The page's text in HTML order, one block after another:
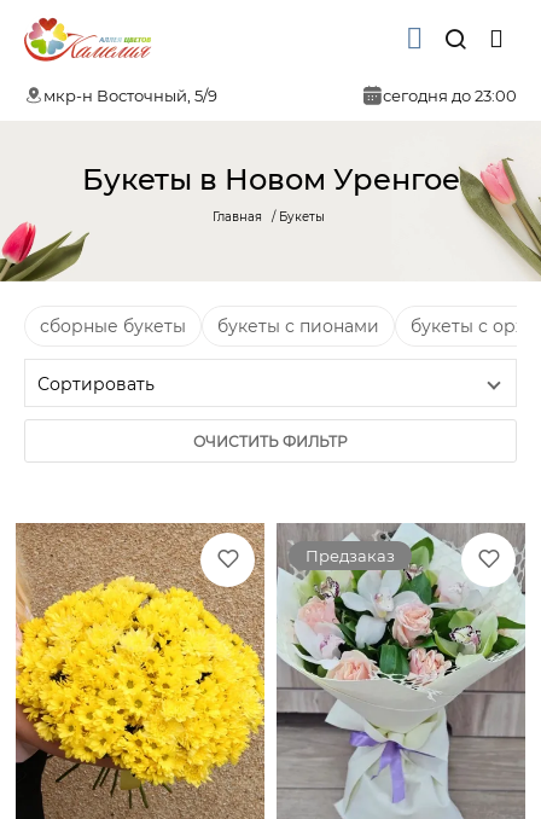
мкр-н Восточный, 5/9 сегодня до 23:00
Букеты в Новом Уренгое
Главная Букеты
сборные букеты букеты с пионами букеты с
ОЧИСТИТЬ ФИЛЬТР
Предзаказ